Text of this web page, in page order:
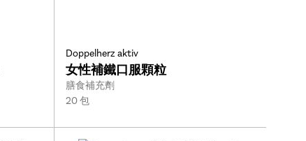
Doppelherz aktiv
女性補鐵口服顆粒
Type:
膳食補充劑
Size:
20 包